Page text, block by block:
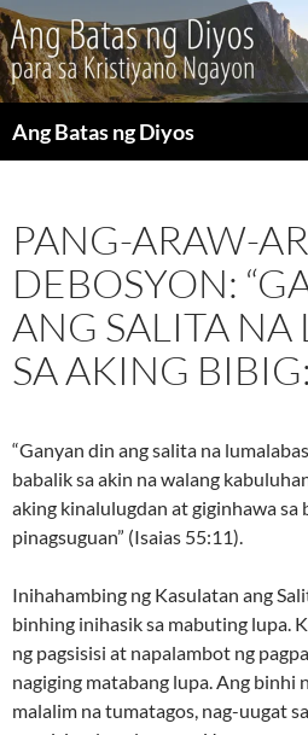
Ang Batas ng Diyos
PANG-ARAW-
DEBOSYON:
ANG SALITA NA
SA AKING
“Ganyan din ang salita na
babalik sa akin na walang
aking kinalulugdan at giginhawa sa
pinagsuguan” (Isaias 55:11).
Inihahambing ng Kasulatan ang
binhing inihasik sa mabuting lupa.
ng pagsisisi at napalambot ng
nagiging matabang lupa. Ang binhi
malalim na tumatagos, nag-uugat